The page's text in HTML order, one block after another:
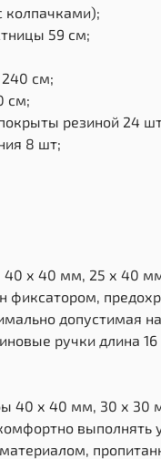
колпачками);
59 см;
240 см;
см;
резиной 24
8 шт;
40 х 40 мм, 25 х 40
фиксатором,
допустимая
ручки длина
40 х 40 мм, 30 х
выполнять